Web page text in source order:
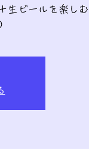
生ビールを楽しむ